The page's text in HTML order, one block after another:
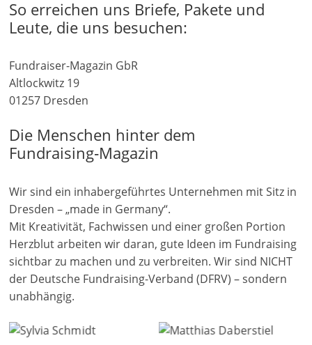
t
p
e
d
e
n
|
e
So erreichen uns Briefe, Pakete und
Leute, die uns besuchen:
Fundraiser-Magazin GbR
Altlockwitz 19
01257 Dresden
Die Menschen hinter dem
Fundraising‑Magazin
Wir sind ein inhabergeführtes Unternehmen mit Sitz in
Dresden – „made in Germany“.
Mit Kreativität, Fachwissen und einer großen Portion
Herzblut arbeiten wir daran, gute Ideen im Fundraising
sichtbar zu machen und zu verbreiten. Wir sind NICHT
der Deutsche Fundraising-Verband (DFRV) – sondern
unabhängig.
Sylvia Schmidt, Service
Herausgeber, CEO,